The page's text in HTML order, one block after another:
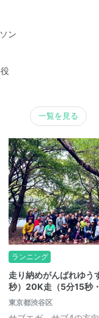
ン
一覧を見る
ランニング
走り納めがんばれゆ
秒）20K走（5分15秒
東京都渋谷区